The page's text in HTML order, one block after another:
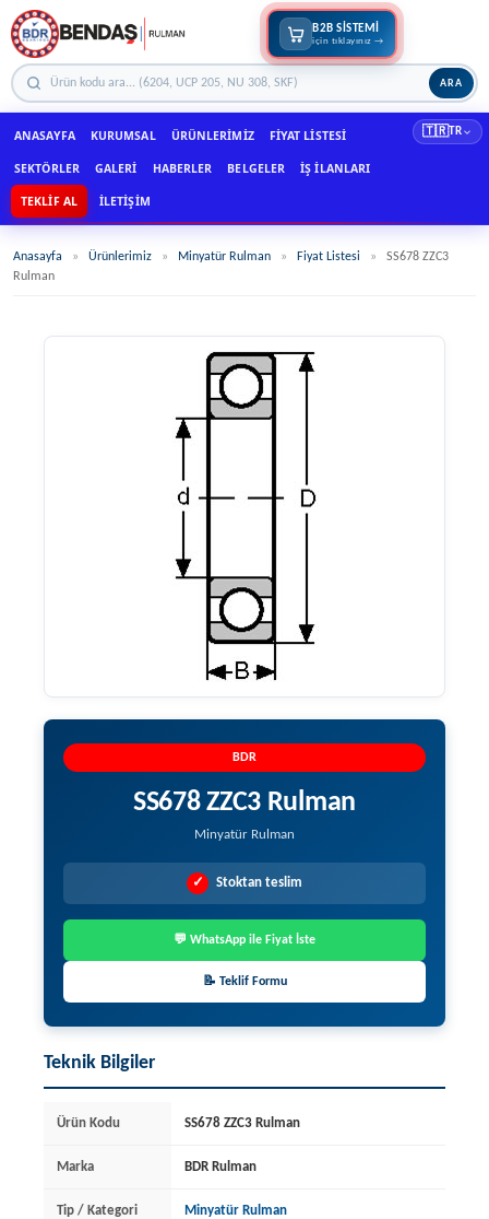
ARA
B2B SİSTEMİ
için tıklayınız →
ANASAYFA KURUMSAL ÜRÜNLERIMIZ FIYAT LISTESI
SEKTÖRLER GALERI HABERLER BELGELER İŞ İLANLARI
TEKLIF AL İLETIŞIM
🇹🇷TR
Anasayfa » Ürünlerimiz » Minyatür Rulman » Fiyat Listesi »
SS678 ZZC3
Rulman
BDR
SS678 ZZC3 Rulman
Minyatür Rulman
✓ Stoktan teslim
💬 WhatsApp ile Fiyat İste
📝 Teklif Formu
Teknik Bilgiler
Ürün Kodu SS678 ZZC3 Rulman
Marka BDR Rulman
Tip / Kategori Minyatür Rulman